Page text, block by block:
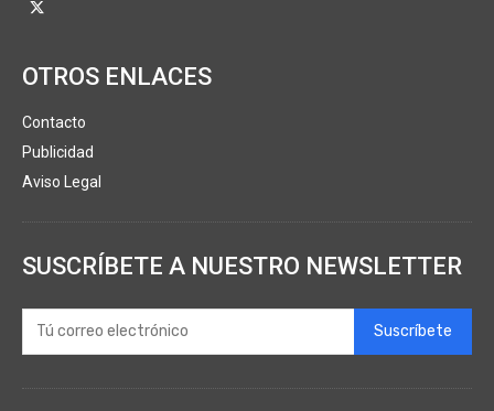
OTROS ENLACES
Contacto
Publicidad
Aviso Legal
SUSCRÍBETE A NUESTRO NEWSLETTER
Suscríbete